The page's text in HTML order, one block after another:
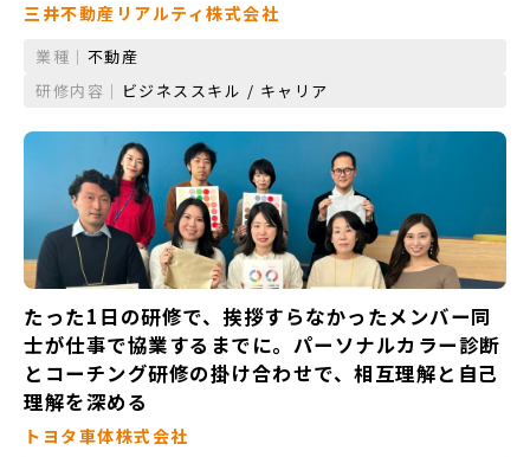
三井不動産リアルティ株式会社
業種｜ 不動産
研修内容｜ ビジネススキル / キャリア
たった1日の研修で、挨拶すらなかったメンバー同
士が仕事で協業するまでに。パーソナルカラー診断
とコーチング研修の掛け合わせで、相互理解と自己
理解を深める
トヨタ車体株式会社